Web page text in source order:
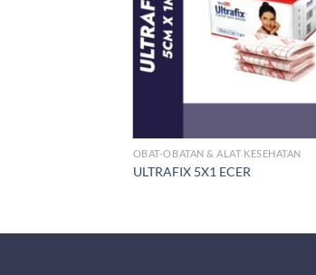
OBAT-OBATAN & ALAT KESEHATAN
ULTRAFIX 5X1 ECER